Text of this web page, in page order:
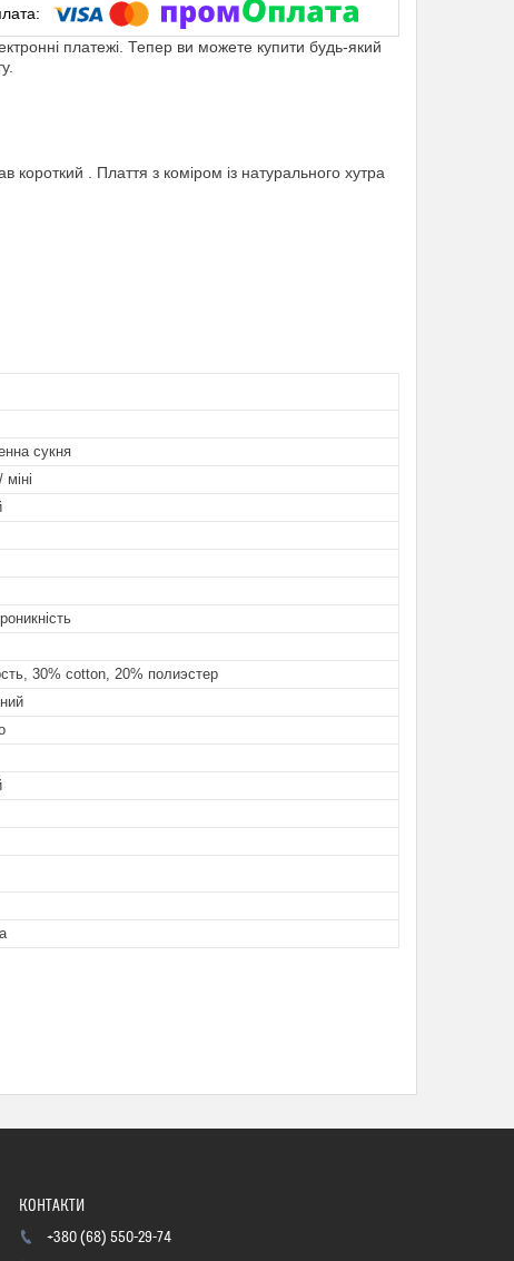
платежі. Тепер ви можете купити будь-який
короткий . Плаття з коміром із натурального хутра
сукня
міні
30% cotton, 20% полиэстер
+380 (68) 550-29-74